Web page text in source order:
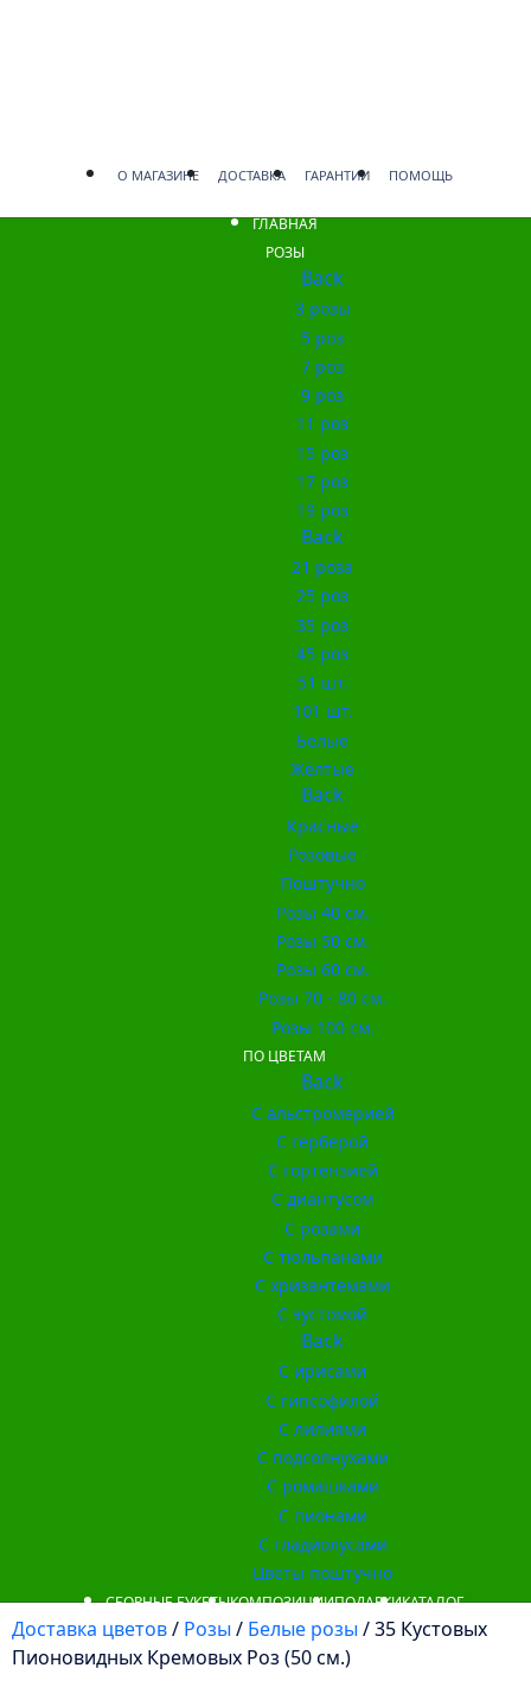
О МАГАЗИНЕ ДОСТАВКА ГАРАНТИИ ПОМОЩЬ
ГЛАВНАЯ
РОЗЫ
Back
3 розы
5 роз
7 роз
9 роз
11 роз
15 роз
17 роз
19 роз
Back
21 роза
25 роз
35 роз
45 роз
51 шт.
101 шт.
Белые
Жёлтые
Back
Красные
Розовые
Поштучно
Розы 40 см.
Розы 50 см.
Розы 60 см.
Розы 70 - 80 см.
Розы 100 см.
ПО ЦВЕТАМ
Back
С альстромерией
С герберой
С гортензией
С диантусом
С розами
С тюльпанами
С хризантемами
С эустомой
Back
С ирисами
С гипсофилой
С лилиями
С подсолнухами
С ромашками
С пионами
С гладиолусами
Цветы поштучно
СБОРНЫЕ БУКЕТЫКОМПОЗИЦИИПОДАРКИКАТАЛОГ
Доставка цветов/ Розы / Белые розы / 35 Кустовых
Пионовидных Кремовых Роз (50 см.)